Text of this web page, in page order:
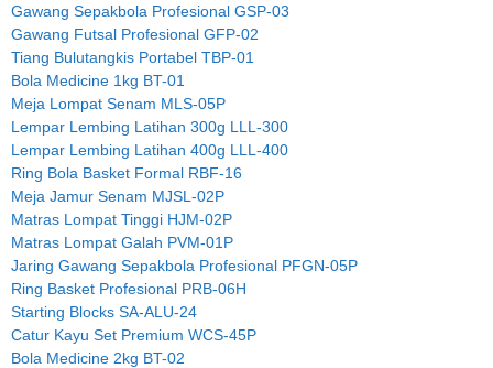
Gawang Sepakbola Profesional GSP-03
Gawang Futsal Profesional GFP-02
Tiang Bulutangkis Portabel TBP-01
Bola Medicine 1kg BT-01
Meja Lompat Senam MLS-05P
Lempar Lembing Latihan 300g LLL-300
Lempar Lembing Latihan 400g LLL-400
Ring Bola Basket Formal RBF-16
Meja Jamur Senam MJSL-02P
Matras Lompat Tinggi HJM-02P
Matras Lompat Galah PVM-01P
Jaring Gawang Sepakbola Profesional PFGN-05P
Ring Basket Profesional PRB-06H
Starting Blocks SA-ALU-24
Catur Kayu Set Premium WCS-45P
Bola Medicine 2kg BT-02